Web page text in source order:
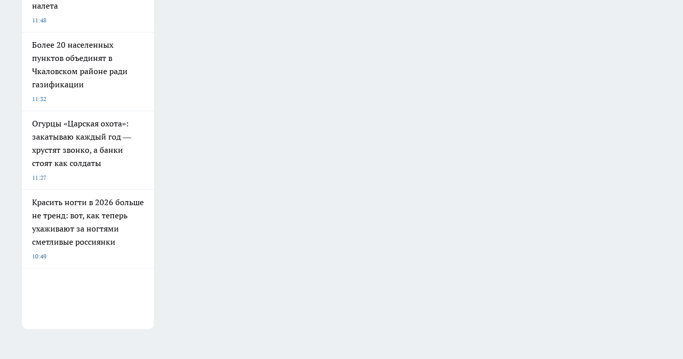
налета
11:48
Более 20 населенных
пунктов объединят в
Чкаловском районе ради
газификации
11:32
Огурцы «Царская охота»:
закатываю каждый год —
хрустят звонко, а банки
стоят как солдаты
11:27
Красить ногти в 2026 больше
не тренд: вот, как теперь
ухаживают за ногтями
сметливые россиянки
10:49